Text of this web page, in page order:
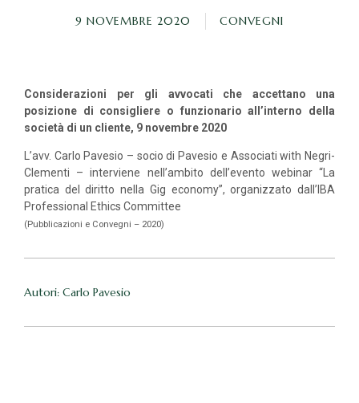
9 NOVEMBRE 2020 CONVEGNI
Considerazioni per gli avvocati che accettano una
posizione di consigliere o funzionario all’interno della
società di un cliente, 9 novembre 2020
L’avv. Carlo Pavesio – socio di Pavesio e Associati with Negri-
Clementi – interviene nell’ambito dell’evento webinar “La
pratica del diritto nella Gig economy”, organizzato dall’IBA
Professional Ethics Committee
(Pubblicazioni e Convegni – 2020)
Autori: Carlo Pavesio